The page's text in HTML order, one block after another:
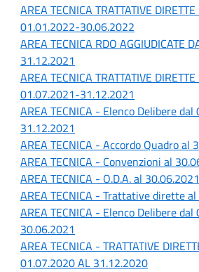
AREA TECNICA TRATTATIVE
01.01.2022-30.06.2022
AREA TECNICA RDO AGGIUDICATE
31.12.2021
AREA TECNICA TRATTATIVE
01.07.2021-31.12.2021
AREA TECNICA - Elenco Delibere
31.12.2021
AREA TECNICA - Accordo Quadro al
AREA TECNICA - Convenzioni al
AREA TECNICA - O.D.A. al 30.06.2021
AREA TECNICA - Trattative dirette
AREA TECNICA - Elenco Delibere
30.06.2021
AREA TECNICA - TRATTATIVE
01.07.2020 AL 31.12.2020